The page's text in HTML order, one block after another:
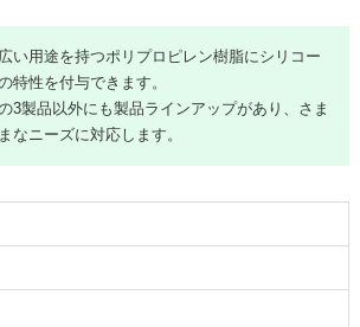
い用途を持つポリプロピレン樹脂にシリコー
特性を付与できます。
3製品以外にも製品ラインアップがあり、さま
なニーズに対応します。